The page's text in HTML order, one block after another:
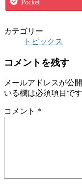
Pocket
カテゴリー
トピックス
コメントを残す
メールアドレスが公
いる欄は必須項目です
コメント *